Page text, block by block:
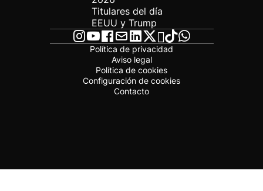
Titulares del día
EEUU y Trump
Política de privacidad
Aviso legal
Política de cookies
Configuración de cookies
Contacto